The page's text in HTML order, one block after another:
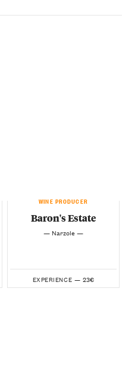
WINE PRODUCER
Baron's Estate
— Narzole —
EXPERIENCE — 23€